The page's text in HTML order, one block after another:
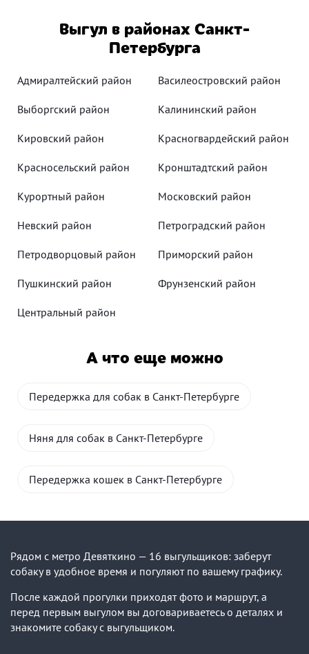
Выгул в районах Санкт-
Петербурга
Адмиралтейский район Василеостровский район
Выборгский район Калининский район
Кировский район Красногвардейский район
Красносельский район Кронштадтский район
Курортный район Московский район
Невский район Петроградский район
Петродворцовый район Приморский район
Пушкинский район Фрунзенский район
Центральный район
А что еще можно
Передержка для собак в Санкт-Петербурге
Няня для собак в Санкт-Петербурге
Передержка кошек в Санкт-Петербурге
Рядом с метро Девяткино — 16 выгульщиков: заберут
собаку в удобное время и погуляют по вашему графику.
После каждой прогулки приходят фото и маршрут, а
перед первым выгулом вы договариваетесь о деталях и
знакомите собаку с выгульщиком.